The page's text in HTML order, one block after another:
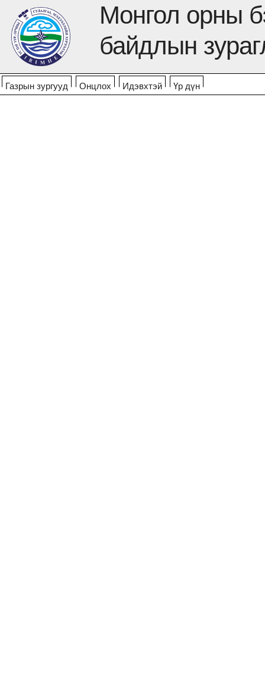
Монгол орны
байдлын
Газрын зургууд Онцлох Идэвхтэй Үр дүн